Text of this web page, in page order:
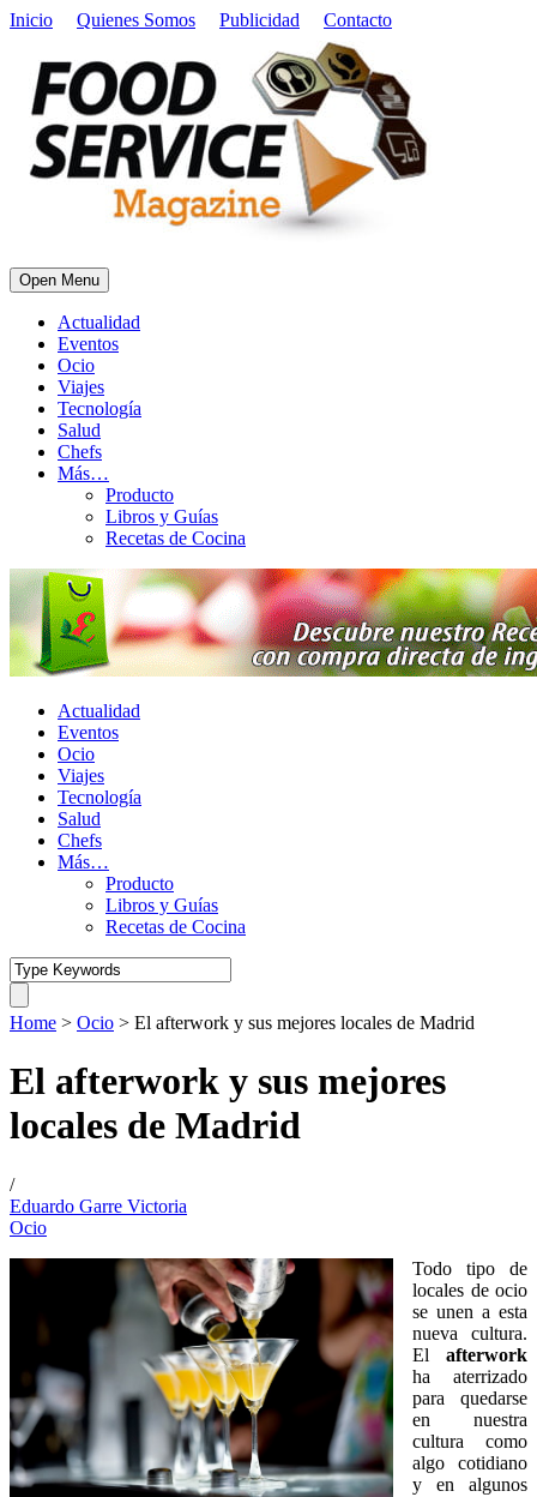
Inicio Quienes Somos Publicidad Contacto
Open Menu
Actualidad
Eventos
Ocio
Viajes
Tecnología
Salud
Chefs
Más…
Producto
Libros y Guías
Recetas de Cocina
Actualidad
Eventos
Ocio
Viajes
Tecnología
Salud
Chefs
Más…
Producto
Libros y Guías
Recetas de Cocina
Home > Ocio > El afterwork y sus mejores locales de Madrid
El afterwork y sus mejores
locales de Madrid
/
Eduardo Garre Victoria
Ocio
Todo tipo de
locales de ocio
se unen a esta
nueva cultura.
El afterwork
ha aterrizado
para quedarse
en nuestra
cultura como
algo cotidiano
y en algunos